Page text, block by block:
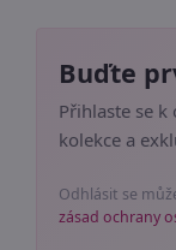
Buďte
Přihlaste se
kolekce a
Odhlásit se
zásad ochrany